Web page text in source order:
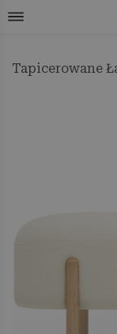
Tapicerowane